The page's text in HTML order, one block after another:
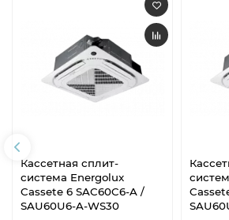
Кассетная сплит-
система Energolux
Cassete 6 SAC60C6-A /
SAU60U6-A-WS30